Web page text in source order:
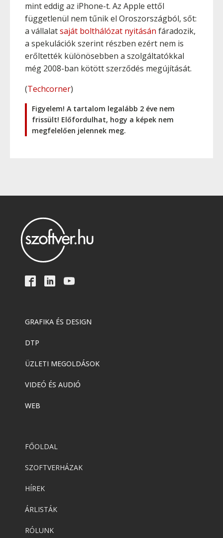
mint eddig az iPhone-t. Az Apple ettől
függetlenül nem tűnik el Oroszországból, sőt:
a vállalatsaját bolthálózat nyitásán fáradozik,
a spekulációk szerint részben ezért nem is
erőltették különösebben a szolgáltatókkal
még 2008-ban kötött szerződés megújítását.
(Techcorner)
Figyelem! A tartalom legalább 2 éve nem
frissült! Előfordulhat, hogy a képek nem
megfelelően jelennek meg.
GRAFIKA ÉS DESIGN
DTP
ÜZLETI MEGOLDÁSOK
VIDEÓ ÉS AUDIÓ
WEB
FŐOLDAL
SZOFTVERHÁZAK
HÍREK
ÁRLISTÁK
RÓLUNK